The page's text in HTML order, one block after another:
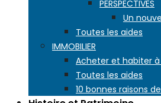
PERSPECTIVES
Un
Toutes les aides
IMMOBILIER
Acheter et habiter
Toutes les aides
10 bonnes raisons